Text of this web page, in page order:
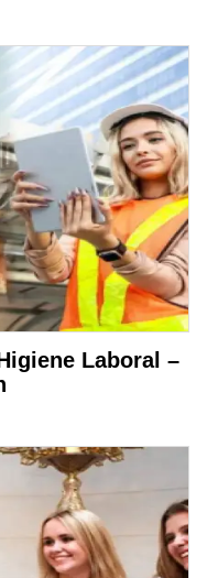
Laboral –